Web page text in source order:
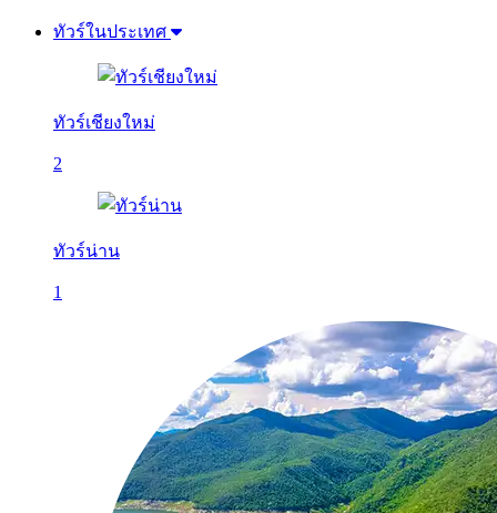
ทัวร์ในประเทศ
ทัวร์เชียงใหม่
2
ทัวร์น่าน
1